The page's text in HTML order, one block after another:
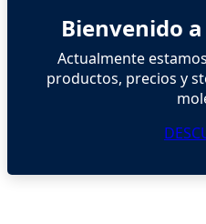
Bienvenido a
Actualmente
productos, precios y